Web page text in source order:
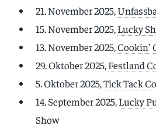
21. November 2025,
15. November 2025,Lucky
13. November 2025,Cookin'
29. Oktober 2025,Festland
5. Oktober 2025,Tick Tack
14. September 2025,Lucky
Show